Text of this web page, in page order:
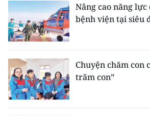
Nâng cao năng
bệnh viện tại siêu
Chuyện chăm con
trăm con”